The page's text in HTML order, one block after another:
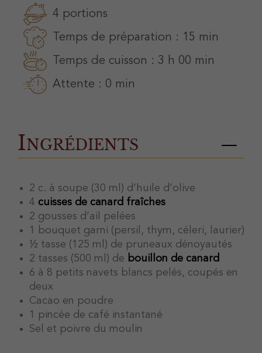
4 portions
Temps de préparation : 15 min
Temps de cuisson : 3 h 00 min
Attente : 0 min
Ingrédients
2 c. à soupe (30 ml) d’huile d’olive
4 cuisses de canard fraîches
2 gousses d’ail pelées
1 bouquet garni (persil, thym, céleri, laurier)
½ tasse (125 ml) de pruneaux dénoyautés
2 tasses (500 ml) de bouillon de canard
6 à 8 petits navets blancs pelés, coupés en
deux
Cacao en poudre
1 pincée de café instantané
Sel et poivre du moulin